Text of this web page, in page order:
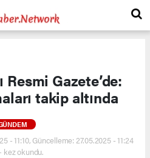
Resmi Gazete’de:
takip altında
- 11:10, Güncelleme: 27.05.2025 - 11:24
kez okundu.